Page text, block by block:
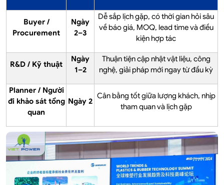
Buyer /
Procurement
Ngày
2–3
Dễ sắp lịch gặp, có thời gian hỏi sâu
về báo giá, MOQ, lead time và điều
kiện hợp tác
R&D / Kỹ thuật
Ngày
1–2
Thuận tiện cập nhật vật liệu, công
nghệ, giải pháp mới ngay từ đầu kỳ
Planner / Người
đi khảo sát tổng
quan
Ngày 2
Cân bằng tốt giữa lượng khách, nhịp
tham quan và lịch gặp